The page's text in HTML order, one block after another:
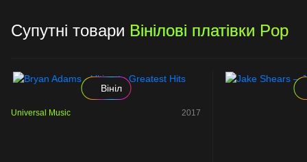
Супутні товари Вінілові платівки Pop
Вініл
Universal Music 2017